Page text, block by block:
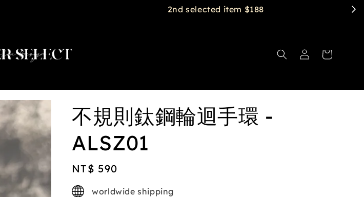
不規則鈦鋼輪迴手環 -
ALSZ01
Regular
price
NT$ 590
worldwide shipping